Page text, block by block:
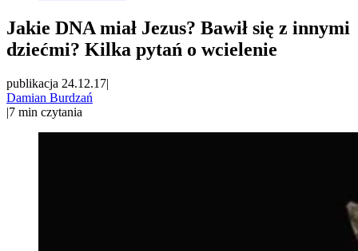
Jakie DNA miał Jezus? Bawił się z innymi
dziećmi? Kilka pytań o wcielenie
publikacja 24.12.17|
Damian Burdzań
|7 min czytania